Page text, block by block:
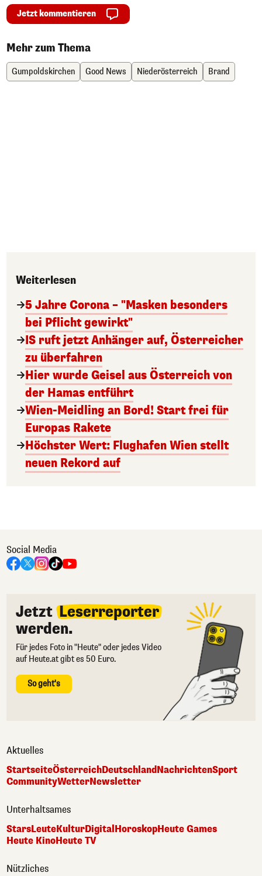
Jetzt kommentieren
Mehr zum Thema
Gumpoldskirchen Good News Niederösterreich Brand
Weiterlesen
5 Jahre Corona – "Masken besonders
bei Pflicht gewirkt"
IS ruft jetzt Anhänger auf, Österreicher
zu überfahren
Hier wurde Geisel aus Österreich von
der Hamas entführt
Wien-Meidling an Bord! Start frei für
Europas Rakete
Höchster Wert: Flughafen Wien stellt
neuen Rekord auf
Social Media
Jetzt Leserreporter
werden.
Für jedes Foto in "Heute" oder jedes Video
auf Heute.at gibt es 50 Euro.
So geht's
Aktuelles
StartseiteÖsterreichDeutschlandNachrichtenSport
CommunityWetterNewsletter
Unterhaltsames
StarsLeuteKulturDigital HoroskopHeute Games
Heute KinoHeute TV
Nützliches